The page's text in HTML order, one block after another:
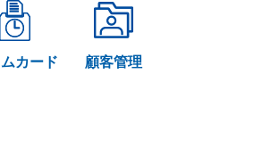
カード 顧客管理